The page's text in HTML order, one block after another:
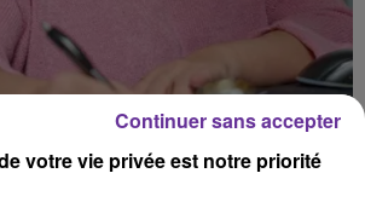
votre vie privée est notre priorité
Continuer sans accepter